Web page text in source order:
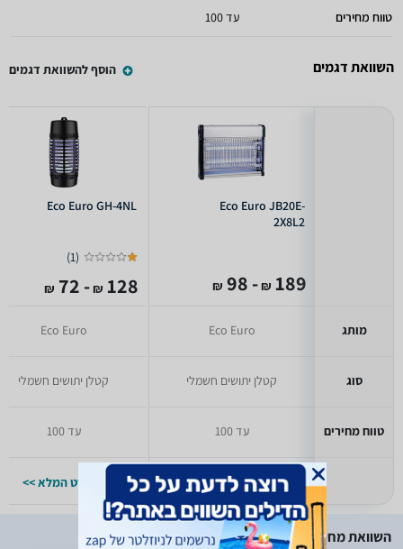
טווח מחירים עד 100
השוואת דגמים הוסף להשוואת דגמים
מותג
סוג
טווח מחירים
Eco Euro JB20E-
2X8L2
189
₪
- 98
₪
Eco Euro
קטלן יתושים חשמלי
עד 100
למפרט המלא >>
Eco Euro GH-4NL
(
1
)
128
₪
- 72
₪
Eco Euro
קטלן יתושים חשמלי
עד 100
למפרט המלא >>
השוואת מחירים